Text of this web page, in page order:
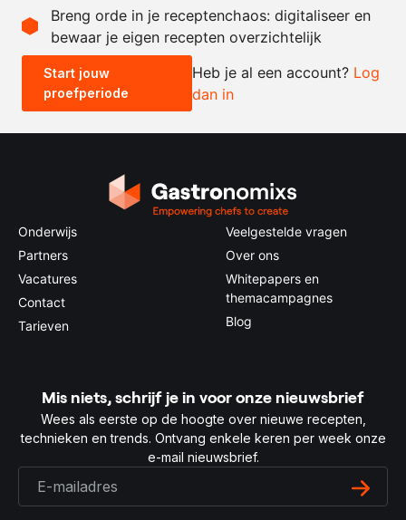
- +
0.5x 1x 2x
Breng orde in je receptenchaos: digitaliseer en
bewaar je eigen recepten overzichtelijk
Start jouw
proefperiode
Heb je al een account? Log
dan in
Onderwijs
Partners
Vacatures
Contact
Tarieven
Veelgestelde vragen
Over ons
Whitepapers en
themacampagnes
Blog
Mis niets, schrijf je in voor onze nieuwsbrief
Wees als eerste op de hoogte over nieuwe recepten,
technieken en trends. Ontvang enkele keren per week onze
e-mail nieuwsbrief.